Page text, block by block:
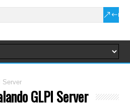
Server
GLPI Server